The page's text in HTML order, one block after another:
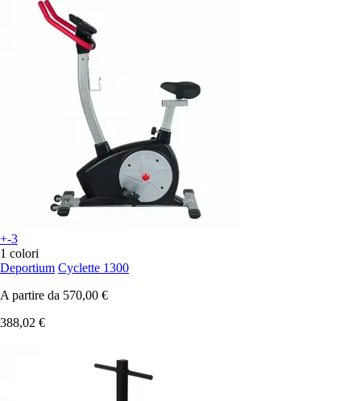
+-3
1 colori
Deportium Cyclette 1300
A partire da 570,00 €
388,02 €